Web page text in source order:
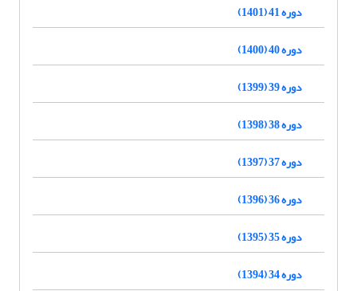
دوره 41 (1401)
دوره 40 (1400)
دوره 39 (1399)
دوره 38 (1398)
دوره 37 (1397)
دوره 36 (1396)
دوره 35 (1395)
دوره 34 (1394)